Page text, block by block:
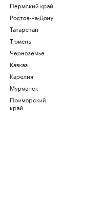
Пермский край
Ростов-на-Дону
Татарстан
Тюмень
Черноземье
Кавказ
Карелия
Мурманск
Приморский
край